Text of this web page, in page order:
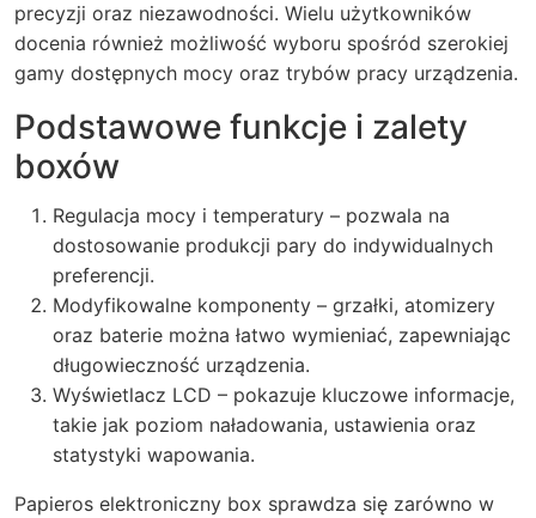
precyzji oraz niezawodności. Wielu użytkowników
docenia również możliwość wyboru spośród szerokiej
gamy dostępnych mocy oraz trybów pracy urządzenia.
Podstawowe funkcje i zalety
boxów
Regulacja mocy i temperatury – pozwala na
dostosowanie produkcji pary do indywidualnych
preferencji.
Modyfikowalne komponenty – grzałki, atomizery
oraz baterie można łatwo wymieniać, zapewniając
długowieczność urządzenia.
Wyświetlacz LCD – pokazuje kluczowe informacje,
takie jak poziom naładowania, ustawienia oraz
statystyki wapowania.
Papieros elektroniczny box sprawdza się zarówno w